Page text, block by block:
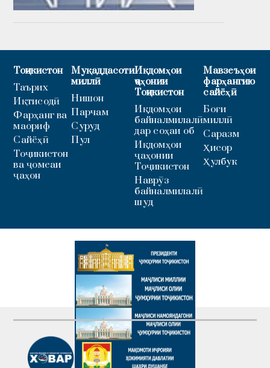
Тоҷикистон
Таърих
Иқтисодӣ
Фарҳанг ва
маориф
Сайёҳӣ
Тоҷикистон
ва ҷомеаи
ҷаҳон
Муқаддасоти
миллӣ
Нишон
Парчам
Суруд
Пул
Иқдомҳои
ҷаҳонии
Тоҷикистон
Иқдомҳои
байналмилалӣ
дар соҳаи об
Иқдомҳои
ҷаҳонии
Тоҷикистон
Наврӯз
байналмилалӣ
шуд
Мавзеъҳои
фарҳангию
сайёҳӣ
Боғи
миллӣ
Саразм
Ҳисор
Ҳулбук